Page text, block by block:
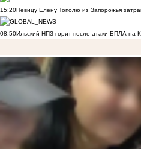
15:20Певицу Елену Тополю из Запорожья
08:50Ильский НПЗ горит после атаки БПЛА на